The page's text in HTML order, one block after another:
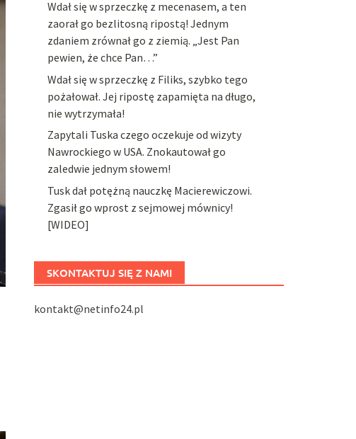
Wdał się w sprzeczkę z mecenasem, a ten
zaorał go bezlitosną ripostą! Jednym
zdaniem zrównał go z ziemią. „Jest Pan
pewien, że chce Pan…”
Wdał się w sprzeczkę z Filiks, szybko tego
pożałował. Jej ripostę zapamięta na długo,
nie wytrzymała!
Zapytali Tuska czego oczekuje od wizyty
Nawrockiego w USA. Znokautował go
zaledwie jednym słowem!
Tusk dał potężną nauczkę Macierewiczowi.
Zgasił go wprost z sejmowej mównicy!
[WIDEO]
SKONTAKTUJ SIĘ Z NAMI
kontakt@netinfo24.pl